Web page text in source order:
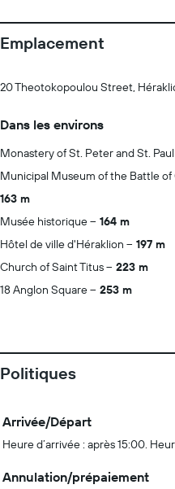
Emplacement
20 Theotokopoulou Street,
Dans les environs
Monastery of St. Peter and St. Paul
Municipal Museum of the Battle
163 m
Musée historique
164 m
Hôtel de ville d'Héraklion
197 m
Church of Saint Titus
223 m
18 Anglon Square
253 m
Politiques
Arrivée/Départ
Heure d’arrivée : après 15:00.
Annulation/prépaiement